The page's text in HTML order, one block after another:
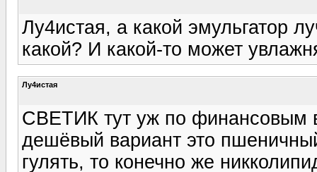
Лу4истая, а какой эмульгатор
какой? И какой-то может
Лу4истая
СВЕТИК тут уж по финансовым
дешёвый вариант это
гулять, то конечно же